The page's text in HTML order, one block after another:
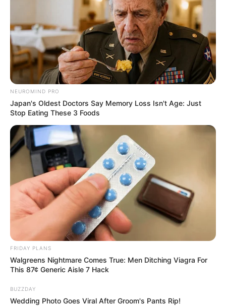
NEUROMIND PRO
Japan's Oldest Doctors Say Memory Loss Isn't Age: Just
Stop Eating These 3 Foods
FRIDAY PLANS
Walgreens Nightmare Comes True: Men Ditching Viagra For
This 87¢ Generic Aisle 7 Hack
BUZZDAY
Wedding Photo Goes Viral After Groom's Pants Rip!